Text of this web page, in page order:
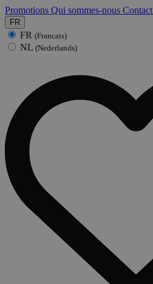
Promotions Qui sommes-nous Contact
FR
FR (Francais)
NL (Nederlands)